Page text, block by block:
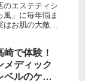
のエステティシ
風」に毎年悩ま
お肌の大敵で
で体験！
メディック
ベルのケア